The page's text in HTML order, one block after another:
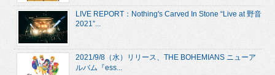
LIVE REPORT：Nothing's Carved In Stone “Live at 野音
2021”...
2021/9/8（水）リリース、THE BOHEMIANS ニューア
ルバム『ess...